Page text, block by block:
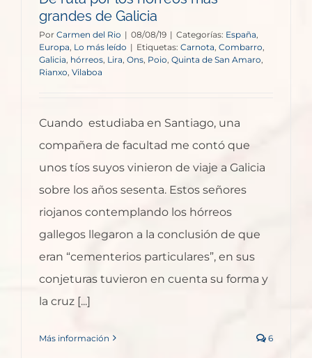
grandes de Galicia
Por Carmen del Rio | 08/08/19 | Categorías: España
Europa Lo más leído | Etiquetas: Carnota Combarro
Galicia hórreos Lira Ons Poio Quinta de San Amaro
Rianxo Vilaboa
Cuando estudiaba en Santiago, una
compañera de facultad me contó que
unos tíos suyos vinieron de viaje a Galicia
sobre los años sesenta. Estos señores
riojanos contemplando los hórreos
gallegos llegaron a la conclusión de que
eran “cementerios particulares”, en sus
conjeturas tuvieron en cuenta su forma y
la cruz [...]
Más información 6